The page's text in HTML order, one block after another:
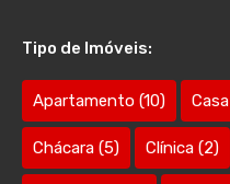
Tipo de Imóveis:
Apartamento (10) Casa
Chácara (5) Clínica (2)